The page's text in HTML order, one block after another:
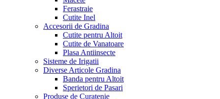
Ferastraie
Cutite Inel
Accesorii de Gradina
Cutite pentru Altoit
Cutite de Vanatoare
Plasa Antiinsecte
Sisteme de Irigatii
Diverse Articole Gradina
Banda pentru Altoit
Sperietori de Pasari
Produse de Curatenie